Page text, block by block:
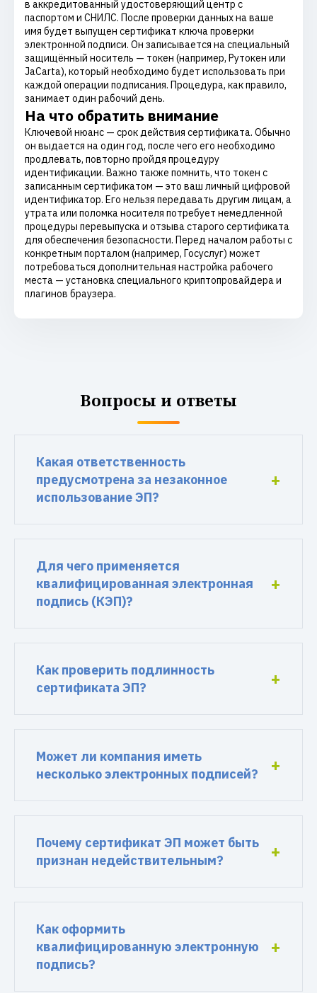
в аккредитованный удостоверяющий центр с
паспортом и СНИЛС. После проверки данных на ваше
имя будет выпущен сертификат ключа проверки
электронной подписи. Он записывается на специальный
защищённый носитель — токен (например, Рутокен или
JaCarta), который необходимо будет использовать при
каждой операции подписания. Процедура, как правило,
занимает один рабочий день.
На что обратить внимание
Ключевой нюанс — срок действия сертификата. Обычно
он выдается на один год, после чего его необходимо
продлевать, повторно пройдя процедуру
идентификации. Важно также помнить, что токен с
записанным сертификатом — это ваш личный цифровой
идентификатор. Его нельзя передавать другим лицам, а
утрата или поломка носителя потребует немедленной
процедуры перевыпуска и отзыва старого сертификата
для обеспечения безопасности. Перед началом работы с
конкретным порталом (например, Госуслуг) может
потребоваться дополнительная настройка рабочего
места — установка специального криптопровайдера и
плагинов браузера.
Вопросы и ответы
Какая ответственность
предусмотрена за незаконное
использование ЭП?
Для чего применяется
квалифицированная электронная
подпись (КЭП)?
Как проверить подлинность
сертификата ЭП?
Может ли компания иметь
несколько электронных подписей?
Почему сертификат ЭП может быть
признан недействительным?
Как оформить
квалифицированную электронную
подпись?